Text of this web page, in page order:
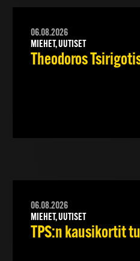
06.08.2026
MIEHET, UUTISET
Theodoros
06.08.2026
MIEHET, UUTISET
TPS:n kausikortit